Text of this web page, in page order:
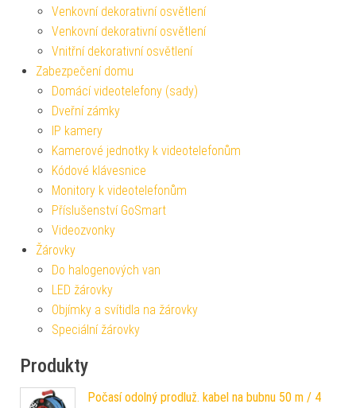
Venkovní dekorativní osvětlení
Venkovní dekorativní osvětlení
Vnitřní dekorativní osvětlení
Zabezpečení domu
Domácí videotelefony (sady)
Dveřní zámky
IP kamery
Kamerové jednotky k videotelefonům
Kódové klávesnice
Monitory k videotelefonům
Příslušenství GoSmart
Videozvonky
Žárovky
Do halogenových van
LED žárovky
Objímky a svítidla na žárovky
Speciální žárovky
Produkty
Počasí odolný prodluž. kabel na bubnu 50 m / 4